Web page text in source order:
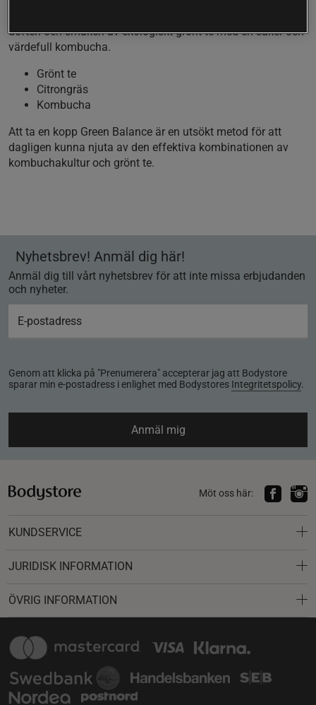
doften och smaken av ekologiskt grönt te med en säker och
värdefull kombucha.
Grönt te
Citrongräs
Kombucha
Att ta en kopp Green Balance är en utsökt metod för att
dagligen kunna njuta av den effektiva kombinationen av
kombuchakultur och grönt te.
Nyhetsbrev! Anmäl dig här!
Anmäl dig till vårt nyhetsbrev för att inte missa erbjudanden
och nyheter.
Genom att klicka på "Prenumerera" accepterar jag att Bodystore
sparar min e-postadress i enlighet med Bodystores Integritetspolicy.
Anmäl mig
Möt oss här:
KUNDSERVICE
JURIDISK INFORMATION
ÖVRIG INFORMATION